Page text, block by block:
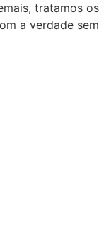
tratamos os
a verdade sem